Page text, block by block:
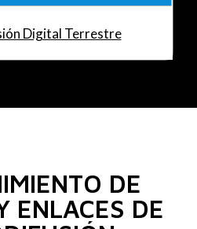
Digital Terrestre
DE
ENLACES DE